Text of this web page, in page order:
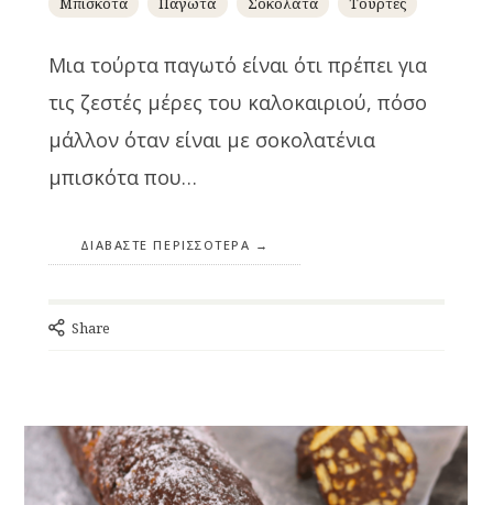
Μια τούρτα παγωτό είναι ότι πρέπει για
τις ζεστές μέρες του καλοκαιριού, πόσο
μάλλον όταν είναι με σοκολατένια
μπισκότα που…
ΔΙΑΒΆΣΤΕ ΠΕΡΙΣΣΌΤΕΡΑ
Share